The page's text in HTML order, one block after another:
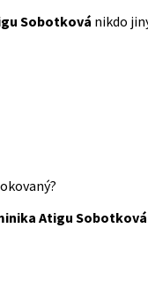
Sobotková nikdo
Atigu Sobotková